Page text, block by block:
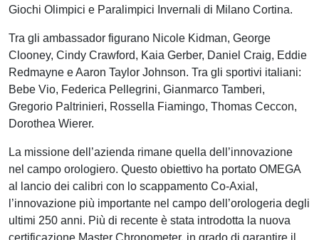
Giochi Olimpici e Paralimpici Invernali di Milano Cortina.
Tra gli ambassador figurano Nicole Kidman, George
Clooney, Cindy Crawford, Kaia Gerber, Daniel Craig, Eddie
Redmayne e Aaron Taylor Johnson. Tra gli sportivi italiani:
Bebe Vio, Federica Pellegrini, Gianmarco Tamberi,
Gregorio Paltrinieri, Rossella Fiamingo, Thomas Ceccon,
Dorothea Wierer.
La missione dell’azienda rimane quella dell’innovazione
nel campo orologiero. Questo obiettivo ha portato OMEGA
al lancio dei calibri con lo scappamento Co-Axial,
l’innovazione più importante nel campo dell’orologeria degli
ultimi 250 anni. Più di recente è stata introdotta la nuova